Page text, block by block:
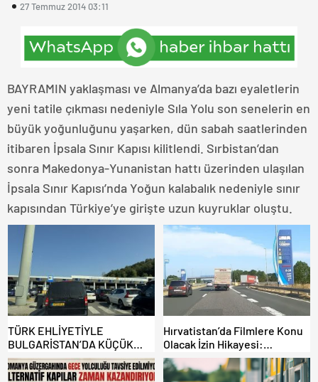
27 Temmuz 2014 03:11
BAYRAMIN yaklaşması ve Almanya’da bazı eyaletlerin
yeni tatile çıkması nedeniyle Sıla Yolu son senelerin en
büyük yoğunluğunu yaşarken, dün sabah saatlerinden
itibaren İpsala Sınır Kapısı kilitlendi. Sırbistan’dan
sonra Makedonya-Yunanistan hattı üzerinden ulaşılan
İpsala Sınır Kapısı’nda Yoğun kalabalık nedeniyle sınır
kapısından Türkiye’ye girişte uzun kuyruklar oluştu.
TÜRK EHLİYETİYLE
BULGARİSTAN’DA KÜÇÜK
HATA, ARACINA 6 AY EL
KONULMASINA YOL AÇTI
Hırvatistan’da Filmlere Konu
Olacak İzin Hikayesi:
Benzinlikte Eşini Unuttu!